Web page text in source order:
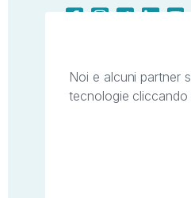
Il
Noi e alcuni partner
tecnologie cliccando